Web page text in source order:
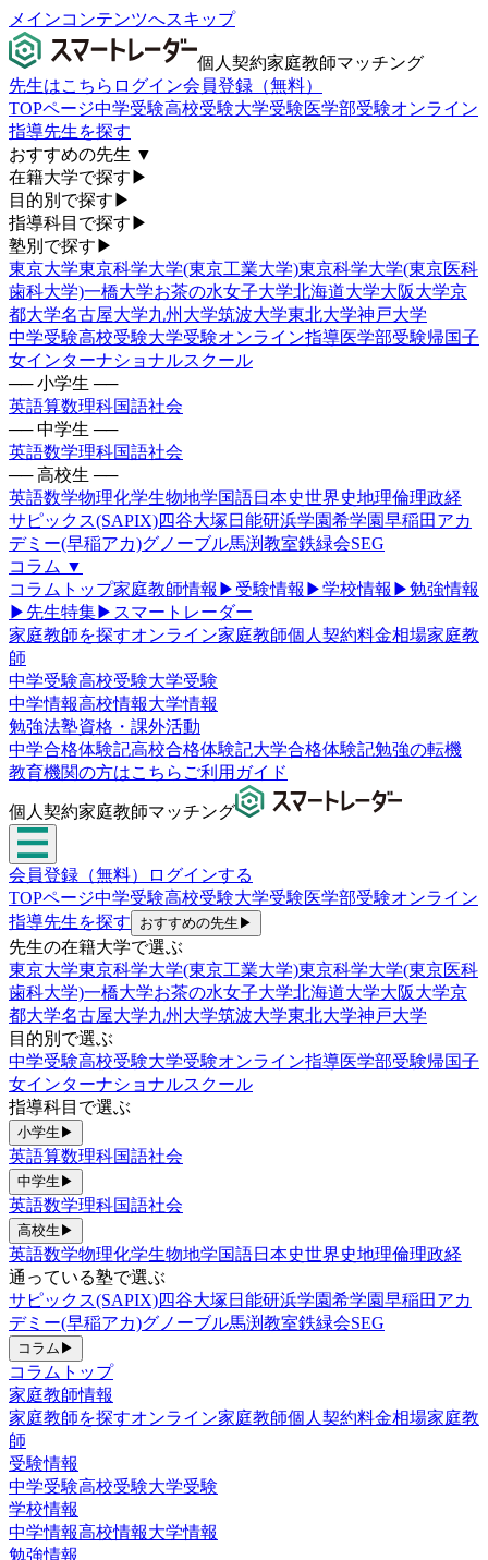
メインコンテンツへスキップ
個人契約家庭教師マッチング
先生はこちら ログイン会員登録（無料）
TOPページ中学受験高校受験大学受験医学部受験オンライン
指導先生を探す
おすすめの先生 ▼
在籍大学で探す ▶
目的別で探す ▶
指導科目で探す ▶
塾別で探す ▶
東京大学東京科学大学(東京工業大学)東京科学大学(東京医科
歯科大学)一橋大学お茶の水女子大学北海道大学大阪大学京
都大学名古屋大学九州大学筑波大学東北大学神戸大学
中学受験高校受験大学受験オンライン指導医学部受験帰国子
女インターナショナルスクール
── 小学生 ──
英語算数理科国語社会
── 中学生 ──
英語数学理科国語社会
── 高校生 ──
英語数学物理化学生物地学国語日本史世界史地理倫理政経
サピックス(SAPIX)四谷大塚 日能研浜学園希学園早稲田アカ
デミー(早稲アカ)グノーブル馬渕教室鉄緑会SEG
コラム ▼
コラムトップ家庭教師情報 ▶ 受験情報 ▶学校情報 ▶勉強情報
▶ 先生特集▶ スマートレーダー
家庭教師を探すオンライン家庭教師個人契約料金相場家庭教
師
中学受験高校受験大学受験
中学情報高校情報大学情報
勉強法塾資格・課外活動
中学合格体験記高校合格体験記大学合格体験記勉強の転機
教育機関の方はこちら ご利用ガイド
個人契約家庭教師マッチング
会員登録（無料）
ログインする
TOPページ中学受験高校受験大学受験医学部受験オンライン
指導先生を探す おすすめの先生 ▶
先生の在籍大学で選ぶ
東京大学東京科学大学(東京工業大学)東京科学大学(東京医科
歯科大学)一橋大学お茶の水女子大学北海道大学大阪大学京
都大学名古屋大学九州大学筑波大学東北大学神戸大学
目的別で選ぶ
中学受験高校受験大学受験オンライン指導医学部受験帰国子
女インターナショナルスクール
指導科目で選ぶ
小学生 ▶
英語算数理科国語社会
中学生 ▶
英語数学理科国語社会
高校生 ▶
英語数学物理化学生物地学国語日本史世界史地理倫理政経
通っている塾で選ぶ
サピックス(SAPIX)四谷大塚 日能研浜学園希学園早稲田アカ
デミー(早稲アカ)グノーブル馬渕教室鉄緑会SEG
コラム ▶
コラムトップ
家庭教師情報
家庭教師を探すオンライン家庭教師個人契約料金相場家庭教
師
受験情報
中学受験高校受験大学受験
学校情報
中学情報高校情報大学情報
勉強情報